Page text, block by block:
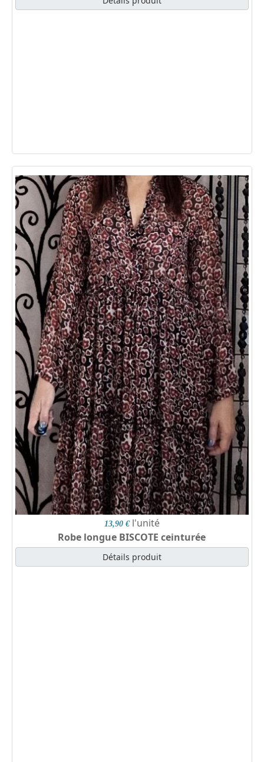
13,90 € l'unité
Robe longue BISCOTE ceinturée
Détails produit